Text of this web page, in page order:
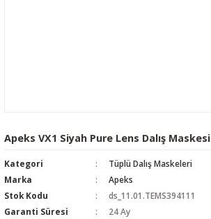
Apeks VX1 Siyah Pure Lens Dalış Maskesi
Kategori
Tüplü Dalış Maskeleri
Marka
Apeks
Stok Kodu
ds_11.01.TEMS394111
Garanti Süresi
24 Ay